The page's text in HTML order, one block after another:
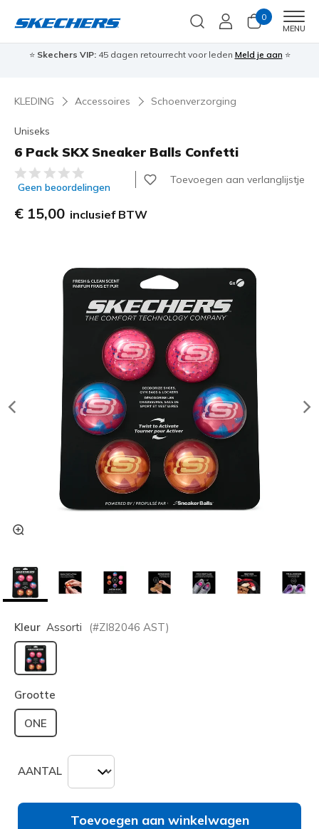
0
MENU
⭐ Skechers VIP:45 dagen retourrecht voor leden Meld je aan ⭐
KLEDING Accessoires Schoenverzorging
Uniseks
6 Pack SKX Sneaker Balls Confetti
3,7 van de 5 klantbeoordelingen
Geen beoordelingen
Toevoegen aan verlanglijstje
€ 15,00 inclusief BTW
Kleur Assorti (#ZI82046 AST)
geselecteerd
Grootte
ONE
AANTAL
Toevoegen aan winkelwagen